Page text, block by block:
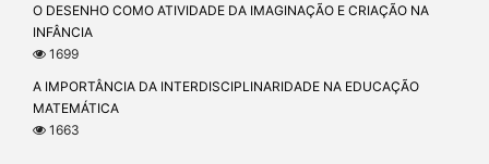
O DESENHO COMO ATIVIDADE DA IMAGINAÇÃO E CRIAÇÃO NA
INFÂNCIA
1699
A IMPORTÂNCIA DA INTERDISCIPLINARIDADE NA EDUCAÇÃO
MATEMÁTICA
1663